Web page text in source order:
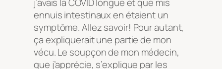
ennuis intestinaux en étaient un
symptôme. Allez savoir! Pour autant,
ça expliquerait une partie de mon
vécu. Le soupçon de mon médecin,
que j’apprécie, s’explique par les